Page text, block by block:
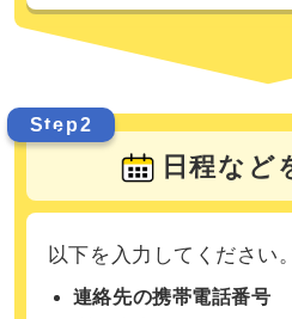
Step2
日程など
以下を入力してください。
連絡先の携帯電話番号